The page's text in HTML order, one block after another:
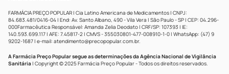
FARMÁCIA PREÇO POPULAR | Cia Latino Americana de Medicamentos | CNPJ:
84.683.481/0416-04 | End: Av. Santo Albano, 490 - Vila Vera | São Paulo - SP | CEP: 04.296-
000Farmacêutica Responsável: Amanda Zelia Deodato | CRF/SP: 107393 | IE:
140.593.699.117 | AFE: 7.45817-2 | CMVS - 355030801-477-008910-1-0 | WhatsApp: (47) 9
9202-1687 | e-mail: atendimento@precopopular.com.br.
A Farmácia Preço Popular segue as determinações da Agência Nacional de Vigilância
Sanitária | Copyright © 2025 Farmácia Preço Popular - Todos os direitos reservados.